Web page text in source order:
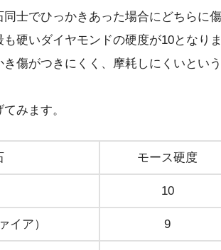
士でひっかきあった場合にどちらに
硬いダイヤモンドの硬度が10となりま
傷がつきにくく、摩耗しにくいとい
みます。
モース硬度
10
イア） 9